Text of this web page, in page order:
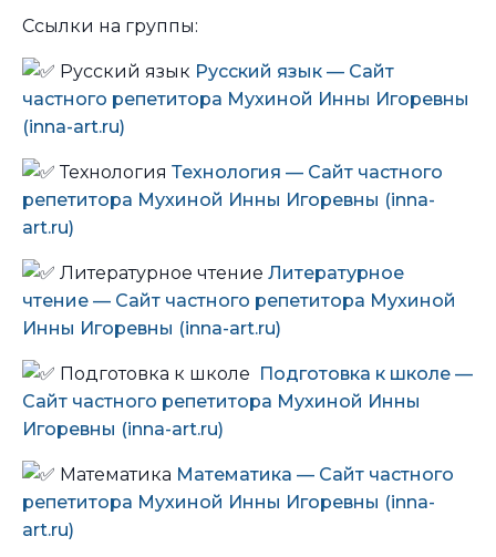
Ссылки на группы:
Русский язык Русский язык — Сайт
частного репетитора Мухиной Инны Игоревны
(inna-art.ru)
Технология Технология — Сайт частного
репетитора Мухиной Инны Игоревны (inna-
art.ru)
Литературное чтение Литературное
чтение — Сайт частного репетитора Мухиной
Инны Игоревны (inna-art.ru)
Подготовка к школе Подготовка к школе —
Сайт частного репетитора Мухиной Инны
Игоревны (inna-art.ru)
Математика Математика — Сайт частного
репетитора Мухиной Инны Игоревны (inna-
art.ru)